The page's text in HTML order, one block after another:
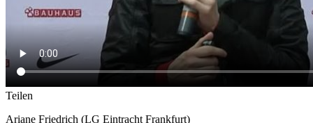
Teilen
Ariane Friedrich (LG Eintracht Frankfurt)